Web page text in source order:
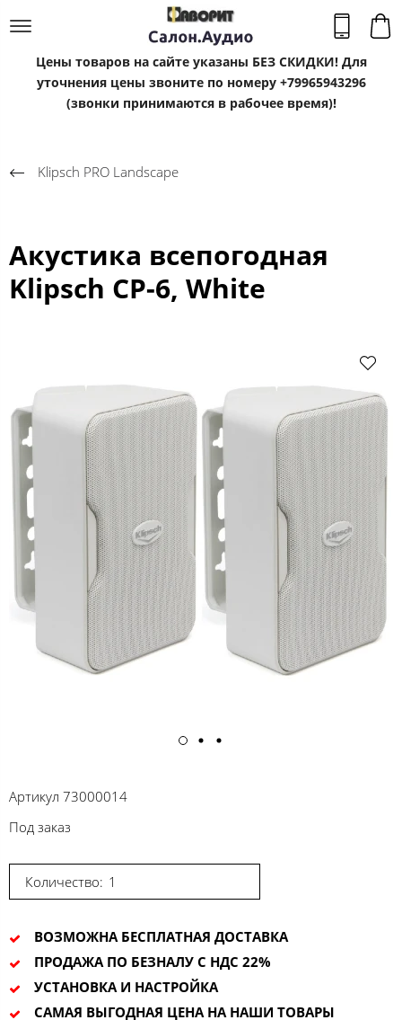
Цены товаров на сайте указаны БЕЗ СКИДКИ! Для
уточнения цены звоните по номеру +79965943296
(звонки принимаются в рабочее время)!
Klipsсh PRO Landscape
Акустика всепогодная
Klipsch CP-6, White
Артикул 73000014
Под заказ
Количество:
ВОЗМОЖНА БЕСПЛАТНАЯ ДОСТАВКА
ПРОДАЖА ПО БЕЗНАЛУ С НДС 22%
УСТАНОВКА И НАСТРОЙКА
САМАЯ ВЫГОДНАЯ ЦЕНА НА НАШИ ТОВАРЫ